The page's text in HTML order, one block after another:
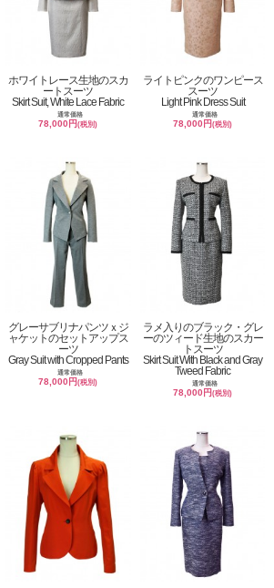
ホワイトレース生地のスカ
ートスーツ
Skirt Suit, White Lace Fabric
通常価格
78,000円(税別)
ライトピンクのワンピース
スーツ
Light Pink Dress Suit
通常価格
78,000円(税別)
グレーサブリナパンツｘジ
ャケットのセットアップス
ーツ
Gray Suit with Cropped Pants
通常価格
78,000円(税別)
ラメ入りのブラック・グレ
ーのツィード生地のスカー
トスーツ
Skirt Suit With Black and Gray
Tweed Fabric
通常価格
78,000円(税別)